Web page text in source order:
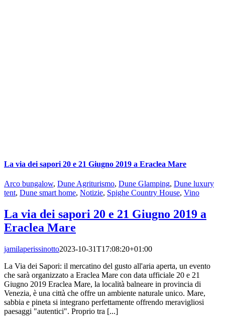
La via dei sapori 20 e 21 Giugno 2019 a Eraclea Mare
Arco bungalow, Dune Agriturismo, Dune Glamping, Dune luxury
tent, Dune smart home, Notizie, Spighe Country House, Vino
La via dei sapori 20 e 21 Giugno 2019 a
Eraclea Mare
jamilaperissinotto2023-10-31T17:08:20+01:00
La Via dei Sapori: il mercatino del gusto all'aria aperta, un evento
che sarà organizzato a Eraclea Mare con data ufficiale 20 e 21
Giugno 2019 Eraclea Mare, la località balneare in provincia di
Venezia, è una città che offre un ambiente naturale unico. Mare,
sabbia e pineta si integrano perfettamente offrendo meravigliosi
paesaggi "autentici". Proprio tra [...]